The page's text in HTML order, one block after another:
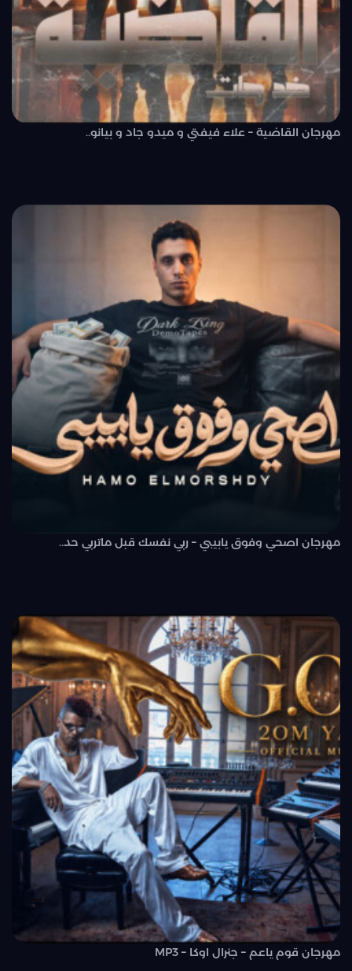
مهرجان القاضية – علاء فيفتي و ميدو جاد و بيانو..
مهرجان اصحي وفوق يابيبي – ربي نفسك قبل ماتربي حد..
مهرجان قوم ياعم – جنرال اوكا – MP3